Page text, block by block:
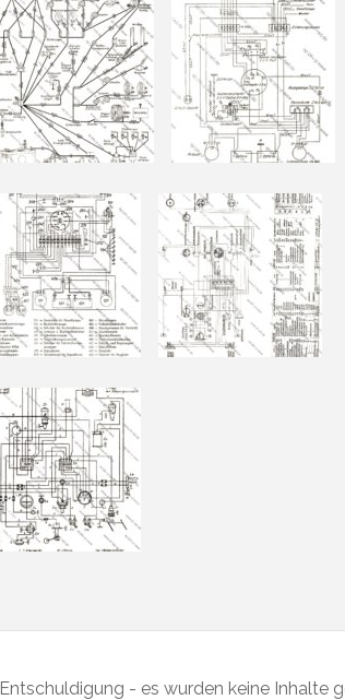
Entschuldigung - es wurden keine Inhalte